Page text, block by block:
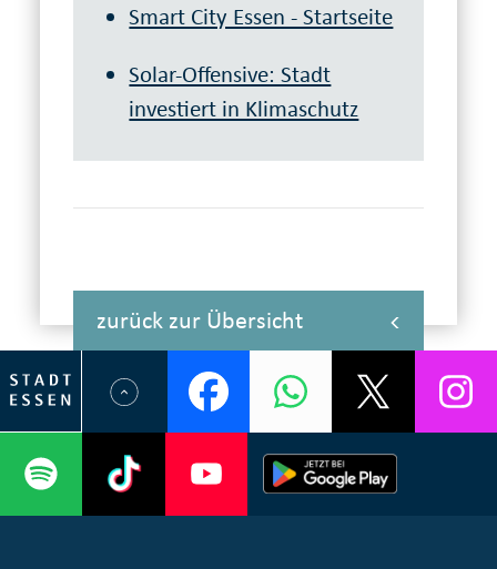
Smart City Essen - Startseite
Solar-Offensive: Stadt
investiert in Klimaschutz
zurück zur Übersicht